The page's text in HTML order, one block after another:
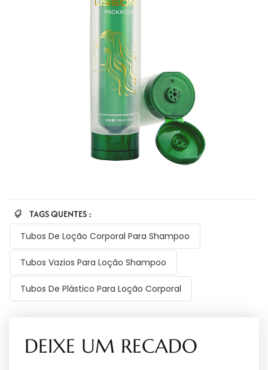
TAGS QUENTES :
Tubos De Loção Corporal Para Shampoo
Tubos Vazios Para Loção Shampoo
Tubos De Plástico Para Loção Corporal
DEIXE UM RECADO